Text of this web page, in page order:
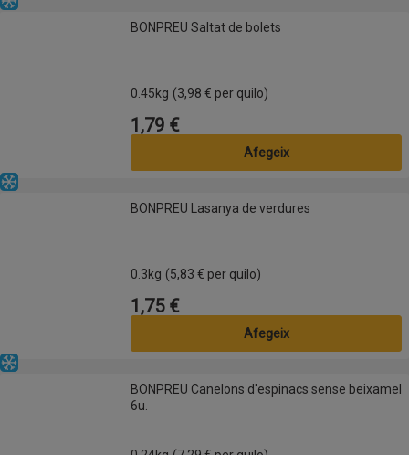
BONPREU Saltat de bolets
Congelat
BONPREU Saltat de bolets
0.45kg (3,98 € per quilo)
Preu
1,79 €
Afegeix
BONPREU Lasanya de verdures
Congelat
BONPREU Lasanya de verdures
0.3kg (5,83 € per quilo)
Preu
1,75 €
Afegeix
BONPREU Canelons d'espinacs sense beixamel 6u.
Congelat
BONPREU Canelons d'espinacs sense beixamel
6u.